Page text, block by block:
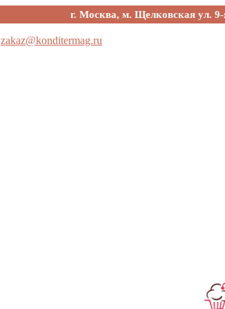
г. Москва, м. Щелковская ул.
zakaz@konditermag.ru